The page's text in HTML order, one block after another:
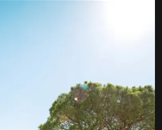
BISTE LAKO ZAMIJENILI ZA